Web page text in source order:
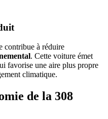
contribue à réduire
. Cette voiture émet
favorise une aire plus propre
climatique.
de la 308